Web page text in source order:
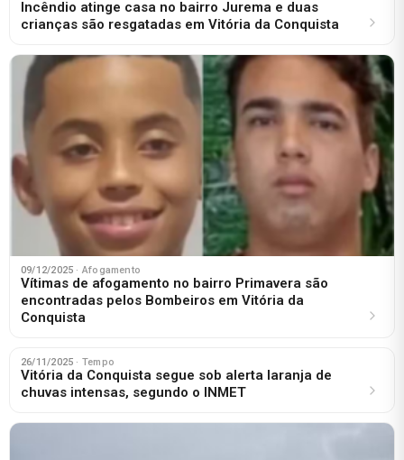
Incêndio atinge casa no bairro Jurema e duas
crianças são resgatadas em Vitória da Conquista
09/12/2025 · Afogamento
Vítimas de afogamento no bairro Primavera são
encontradas pelos Bombeiros em Vitória da
Conquista
26/11/2025 · Tempo
Vitória da Conquista segue sob alerta laranja de
chuvas intensas, segundo o INMET